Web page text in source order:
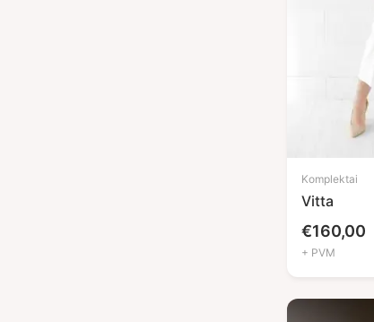
Komplektai
Vitta
€160,00
+ PVM